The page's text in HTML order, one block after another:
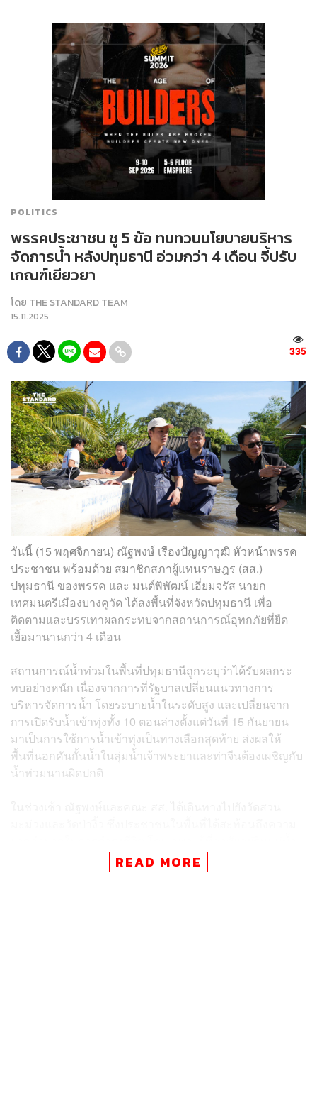
POLITICS
พรรคประชาชน ชู 5 ข้อ ทบทวนนโยบายบริหาร
จัดการน้ำ หลังปทุมธานี อ่วมกว่า 4 เดือน จี้ปรับ
เกณฑ์เยียวยา
โดย THE STANDARD TEAM
15.11.2025
335
วันนี้ (15 พฤศจิกายน) ณัฐพงษ์ เรืองปัญญาวุฒิ หัวหน้าพรรค
ประชาชน พร้อมด้วย สมาชิกสภาผู้แทนราษฎร (สส.)
ปทุมธานี ของพรรค และ มนต์พิพัฒน์ เอี่ยมจรัส นายก
เทศมนตรีเมืองบางคูวัด ได้ลงพื้นที่จังหวัดปทุมธานี เพื่อ
ติดตามและบรรเทาผลกระทบจากสถานการณ์อุทกภัยที่ยืด
เยื้อมานานกว่า 4 เดือน
สถานการณ์น้ำท่วมในพื้นที่ปทุมธานีถูกระบุว่าได้รับผลกระ
ทบอย่างหนัก เนื่องจากการที่รัฐบาลเปลี่ยนแนวทางการ
บริหารจัดการน้ำ โดยระบายน้ำในระดับสูง และเปลี่ยนจาก
การเปิดรับน้ำเข้าทุ่งทั้ง 10 ตอนล่างตั้งแต่วันที่ 15 กันยายน
มาเป็นการใช้การน้ำเข้าทุ่งเป็นทางเลือกสุดท้าย ส่งผลให้
พื้นที่นอกคันกั้นน้ำในลุ่มน้ำเจ้าพระยาและท่าจีนต้องเผชิญกับ
น้ำท่วมนานผิดปกติ
เนื่องจากมีการสัญจรของเรือทั้งขนาดใหญ่และขนาดเล็กด้วย
ความเร็ว ทำให้เกิดน้ำซัดเข้าสร้างความเสียหายเพิ่มขึ้น
READ MORE